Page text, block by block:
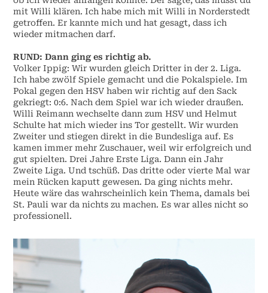
mit Willi klären. Ich habe mich mit Willi in Norderstedt
getroffen. Er kannte mich und hat gesagt, dass ich
wieder mitmachen darf.
RUND:Dann ging es richtig ab.
Volker Ippig:Wir wurden gleich Dritter in der 2. Liga.
Ich habe zwölf Spiele gemacht und die Pokalspiele. Im
Pokal gegen den HSV haben wir richtig auf den Sack
gekriegt: 0:6. Nach dem Spiel war ich wieder draußen.
Willi Reimann wechselte dann zum HSV und Helmut
Schulte hat mich wieder ins Tor gestellt. Wir wurden
Zweiter und stiegen direkt in die Bundesliga auf. Es
kamen immer mehr Zuschauer, weil wir erfolgreich und
gut spielten. Drei Jahre Erste Liga. Dann ein Jahr
Zweite Liga. Und tschüß. Das dritte oder vierte Mal war
mein Rücken kaputt gewesen. Da ging nichts mehr.
Heute wäre das wahrscheinlich kein Thema, damals bei
St. Pauli war da nichts zu machen. Es war alles nicht so
professionell.